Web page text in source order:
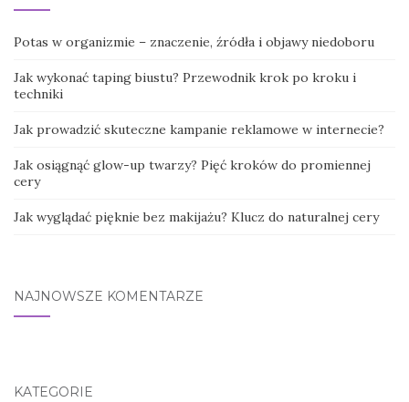
Potas w organizmie – znaczenie, źródła i objawy niedoboru
Jak wykonać taping biustu? Przewodnik krok po kroku i
techniki
Jak prowadzić skuteczne kampanie reklamowe w internecie?
Jak osiągnąć glow-up twarzy? Pięć kroków do promiennej
cery
Jak wyglądać pięknie bez makijażu? Klucz do naturalnej cery
NAJNOWSZE KOMENTARZE
KATEGORIE